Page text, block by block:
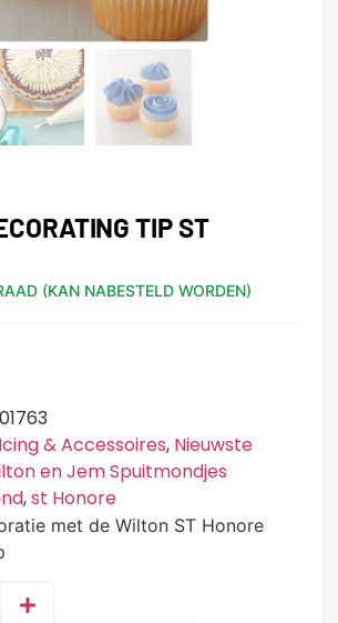
TIP ST
(KAN NABESTELD WORDEN)
Icing & Accessoires, Nieuwste
en Jem Spuitmondjes
,st Honore
met de Wilton ST Honore